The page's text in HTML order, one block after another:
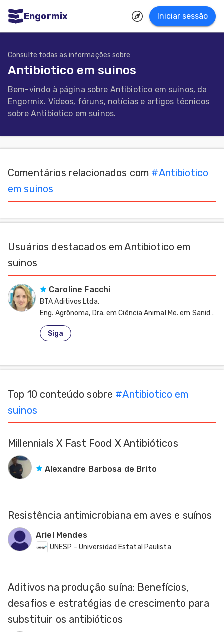
Engormix Iniciar sessão
Micotoxinas
Avicultura
Suinocultura
de
de
leite
Consulte todas as informações sobre
Antibiotico em suinos
Bem-vindo à página sobre Antibiotico em suinos, da
Engormix. Vídeos, fóruns, notícias e artigos técnicos
sobre Antibiotico em suinos.
Comentários relacionados com #Antibiotico
em suinos
Usuários destacados em Antibiotico em
suinos
Caroline Facchi
BTA Aditivos Ltda.
Eng. Agrônoma, Dra. em Ciência Animal Me.
Brasil
Siga
Top 10 conteúdo sobre #Antibiotico em
suinos
Millennials X Fast Food X Antibióticos
Alexandre Barbosa de Brito
Resistência antimicrobiana em aves e suínos
Ariel Mendes
UNESP - Universidad Estatal Paulista
Aditivos na produção suína: Benefícios,
desafios e estratégias de crescimento para
substituir os antibióticos